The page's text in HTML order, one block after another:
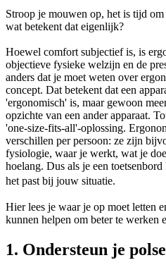
Stroop je mouwen op, het is tijd
wat betekent dat eigenlijk?
Hoewel comfort subjectief is, is
objectieve fysieke welzijn en de
anders dat je moet weten over
concept. Dat betekent dat een
'ergonomisch' is, maar gewoon
opzichte van een ander apparaat.
'one-size-fits-all'-oplossing.
verschillen per persoon: ze zijn
fysiologie, waar je werkt, wat je
hoelang. Dus als je een
het past bij jouw situatie.
Hier lees je waar je op moet letten
kunnen helpen om beter te werken
1. Ondersteun je